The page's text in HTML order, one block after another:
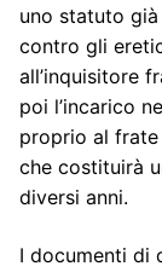
uno statuto
contro gli
all’inquisitore
poi l’incarico
proprio al frate
che costituirà
diversi anni.
I documenti di